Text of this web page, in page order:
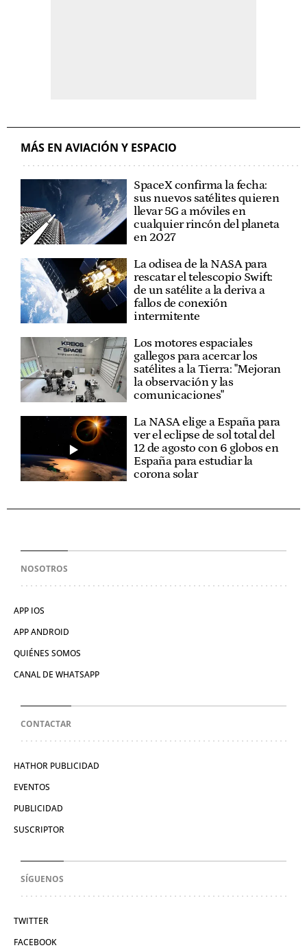
MÁS EN AVIACIÓN Y ESPACIO
SpaceX confirma la fecha:
sus nuevos satélites quieren
llevar 5G a móviles en
cualquier rincón del planeta
en 2027
La odisea de la NASA para
rescatar el telescopio Swift:
de un satélite a la deriva a
fallos de conexión
intermitente
Los motores espaciales
gallegos para acercar los
satélites a la Tierra: "Mejoran
la observación y las
comunicaciones"
La NASA elige a España para
ver el eclipse de sol total del
12 de agosto con 6 globos en
España para estudiar la
corona solar
NOSOTROS
APP IOS
APP ANDROID
QUIÉNES SOMOS
CANAL DE WHATSAPP
CONTACTAR
HATHOR PUBLICIDAD
EVENTOS
PUBLICIDAD
SUSCRIPTOR
SÍGUENOS
TWITTER
FACEBOOK